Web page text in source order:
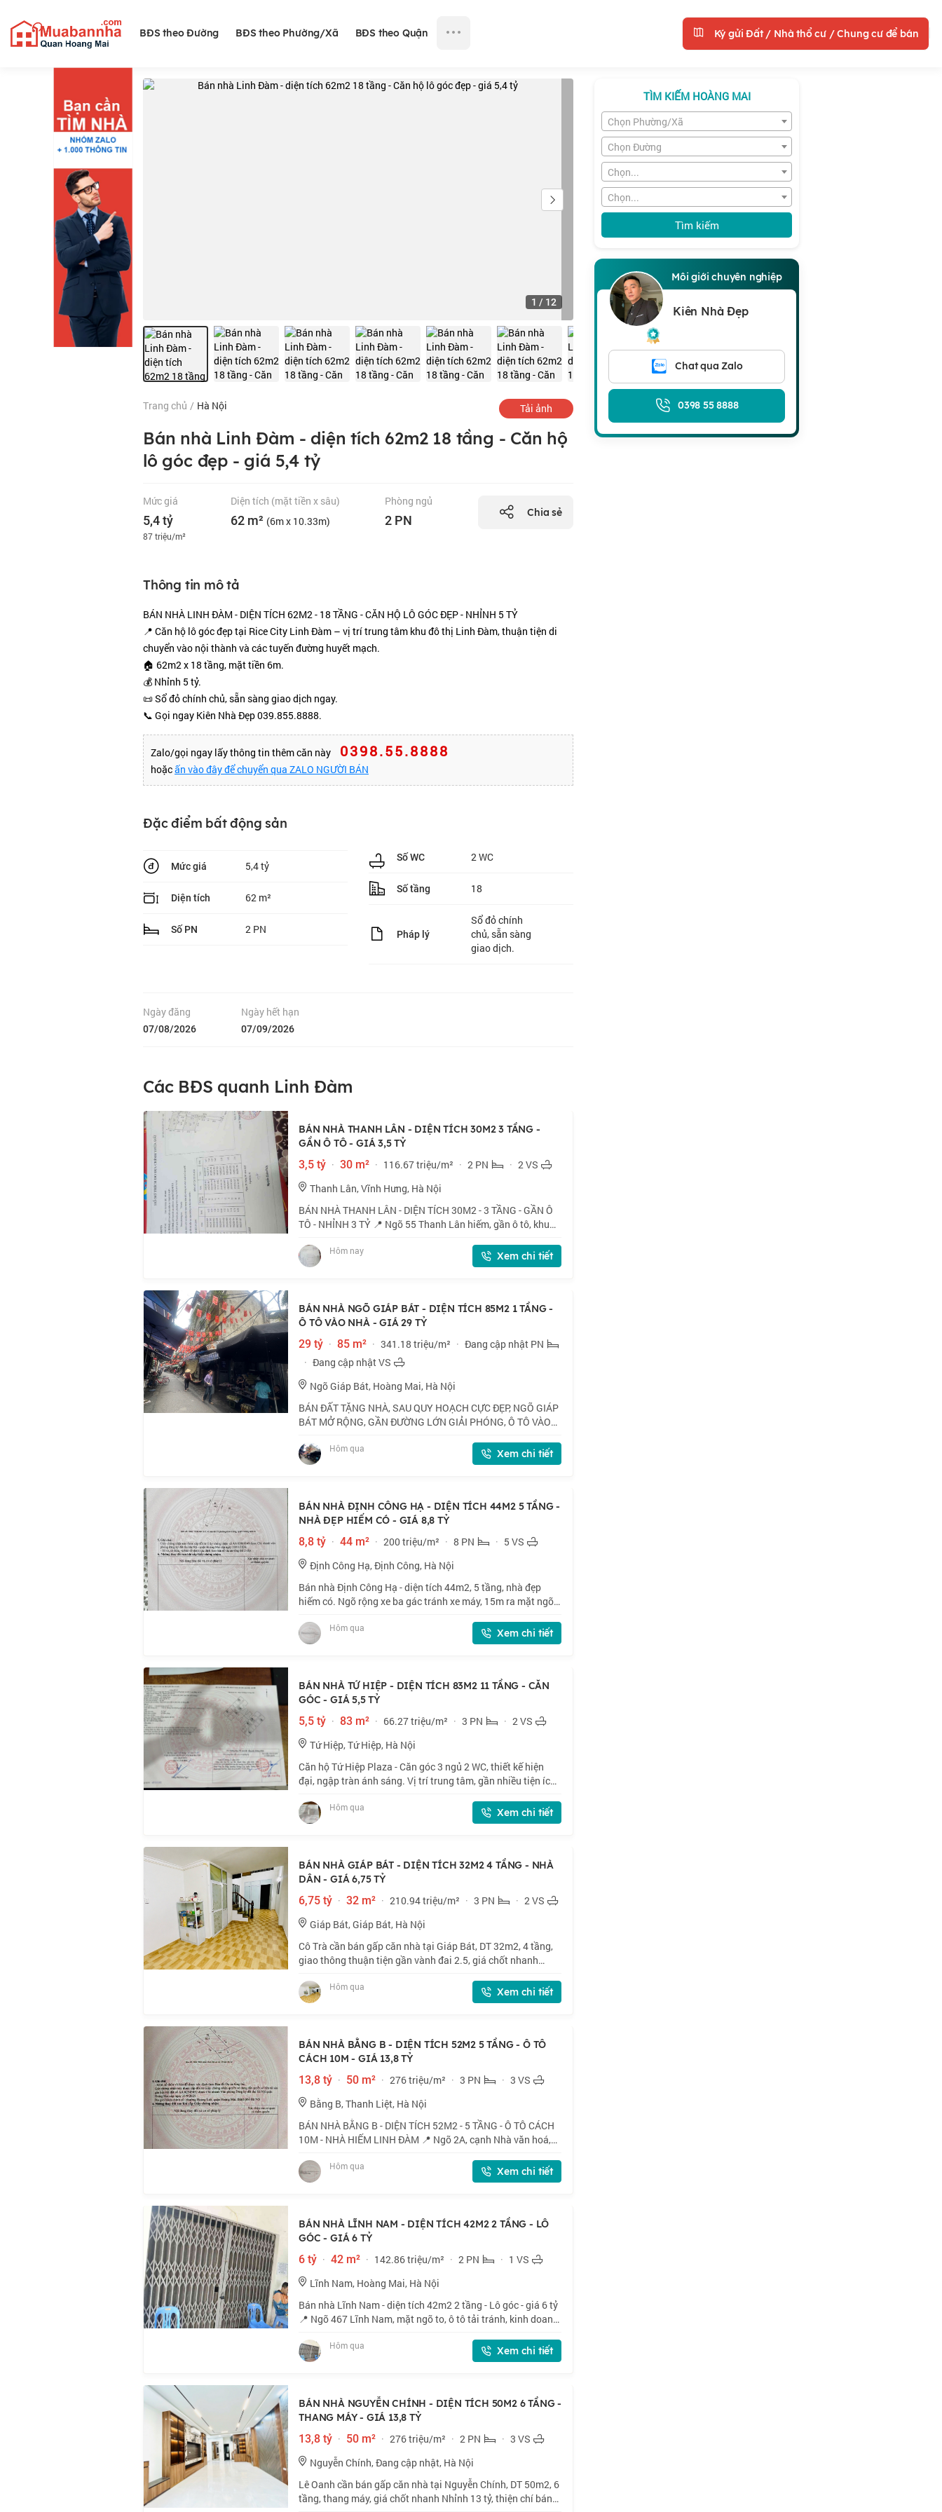
Ký gửi Đất / Nhà thổ cư / Chung cư để bán
BĐS theo Đường BĐS theo Phường/Xã BĐS theo Quận
1 / 12
Trang chủ / Hà Nội Tải ảnh
Bán nhà Linh Đàm - diện tích 62m2 18 tầng - Căn hộ
lô góc đẹp - giá 5,4 tỷ
Mức giá
5,4 tỷ
87 triệu/m²
Diện tích (mặt tiền x sâu)
62 m² (6m x 10.33m)
Phòng ngủ
2 PN
Chia sẻ
Thông tin mô tả
BÁN NHÀ LINH ĐÀM - DIỆN TÍCH 62M2 - 18 TẦNG - CĂN HỘ LÔ GÓC ĐẸP - NHỈNH 5 TỶ
📍 Căn hộ lô góc đẹp tại Rice City Linh Đàm – vị trí trung tâm khu đô thị Linh Đàm, thuận tiện di
chuyển vào nội thành và các tuyến đường huyết mạch.
🏠 62m2 x 18 tầng, mặt tiền 6m.
💰 Nhỉnh 5 tỷ.
📜 Sổ đỏ chính chủ, sẵn sàng giao dịch ngay.
📞 Gọi ngay Kiên Nhà Đẹp 039.855.8888.
Zalo/gọi ngay lấy thông tin thêm căn này 0398.55.8888
hoặcấn vào đây để chuyển qua ZALO NGƯỜI BÁN
Đặc điểm bất động sản
Mức giá 5,4 tỷ
Diện tích 62 m²
Số PN 2 PN
Số WC 2 WC
Số tầng 18
Pháp lý
Sổ đỏ chính
chủ, sẵn sàng
giao dịch.
Ngày đăng
07/08/2026
Ngày hết hạn
07/09/2026
Các BĐS quanh Linh Đàm
BÁN NHÀ THANH LÂN - DIỆN TÍCH 30M2 3 TẦNG -
GẦN Ô TÔ - GIÁ 3,5 TỶ
3,5 tỷ · 30 m² · 116.67 triệu/m² · 2 PN · 2 VS
Thanh Lân, Vĩnh Hưng, Hà Nội
BÁN NHÀ THANH LÂN - DIỆN TÍCH 30M2 - 3 TẦNG - GẦN Ô
TÔ - NHỈNH 3 TỶ 📍 Ngõ 55 Thanh Lân hiếm, gần ô tô, khu
tầng, mặt tiền 4m. 💰 Nhỉnh 3 tỷ. 📜 Sổ đ
Hôm nay Xem chi tiết
BÁN NHÀ NGÕ GIÁP BÁT - DIỆN TÍCH 85M2 1 TẦNG -
Ô TÔ VÀO NHÀ - GIÁ 29 TỶ
29 tỷ · 85 m² · 341.18 triệu/m² · Đang cập nhật PN
· Đang cập nhật VS
Ngõ Giáp Bát, Hoàng Mai, Hà Nội
BÁN ĐẤT TẶNG NHÀ, SAU QUY HOẠCH CỰC ĐẸP, NGÕ GIÁP
BÁT MỞ RỘNG, GẦN ĐƯỜNG LỚN GIẢI PHÓNG, Ô TÔ VÀO
Hai Bà Trưng - Hoàng Mai. Trước nhà đường lớn sắ
Hôm qua Xem chi tiết
BÁN NHÀ ĐỊNH CÔNG HẠ - DIỆN TÍCH 44M2 5 TẦNG -
NHÀ ĐẸP HIẾM CÓ - GIÁ 8,8 TỶ
8,8 tỷ · 44 m² · 200 triệu/m² · 8 PN · 5 VS
Định Công Hạ, Định Công, Hà Nội
Bán nhà Định Công Hạ - diện tích 44m2, 5 tầng, nhà đẹp
hiếm có. Ngõ rộng xe ba gác tránh xe máy, 15m ra mặt ngõ
triệu/tháng. Phù hợp nhà đầu tư c
Hôm qua Xem chi tiết
BÁN NHÀ TỨ HIỆP - DIỆN TÍCH 83M2 11 TẦNG - CĂN
GÓC - GIÁ 5,5 TỶ
5,5 tỷ · 83 m² · 66.27 triệu/m² · 3 PN · 2 VS
Tứ Hiệp, Tứ Hiệp, Hà Nội
Căn hộ Tứ Hiệp Plaza - Căn góc 3 ngủ 2 WC, thiết kế hiện
đại, ngập tràn ánh sáng. Vị trí trung tâm, gần nhiều tiện ích
đỏ cất két, giao dịch
Hôm qua Xem chi tiết
BÁN NHÀ GIÁP BÁT - DIỆN TÍCH 32M2 4 TẦNG - NHÀ
DÂN - GIÁ 6,75 TỶ
6,75 tỷ · 32 m² · 210.94 triệu/m² · 3 PN · 2 VS
Giáp Bát, Giáp Bát, Hà Nội
Cô Trà cần bán gấp căn nhà tại Giáp Bát, DT 32m2, 4 tầng,
giao thông thuận tiện gần vành đai 2.5, giá chốt nhanh
🏠 32m2 x 4 tầng, mặt tiền 3
Hôm qua Xem chi tiết
BÁN NHÀ BẰNG B - DIỆN TÍCH 52M2 5 TẦNG - Ô TÔ
CÁCH 10M - GIÁ 13,8 TỶ
13,8 tỷ · 50 m² · 276 triệu/m² · 3 PN · 3 VS
Bằng B, Thanh Liệt, Hà Nội
BÁN NHÀ BẰNG B - DIỆN TÍCH 52M2 - 5 TẦNG - Ô TÔ CÁCH
10M - NHÀ HIẾM LINH ĐÀM 📍 Ngõ 2A, cạnh Nhà văn hoá,
tránh. 🏠 52m2 x 5 tầng, mặt tiền 4m.
Hôm qua Xem chi tiết
BÁN NHÀ LĨNH NAM - DIỆN TÍCH 42M2 2 TẦNG - LÔ
GÓC - GIÁ 6 TỶ
6 tỷ · 42 m² · 142.86 triệu/m² · 2 PN · 1 VS
Lĩnh Nam, Hoàng Mai, Hà Nội
Bán nhà Lĩnh Nam - diện tích 42m2 2 tầng - Lô góc - giá 6 tỷ
📍 Ngõ 467 Lĩnh Nam, mặt ngõ to, ô tô tải tránh, kinh doanh
Nhỉnh 6 tỷ. 📜 Sổ đỏ cất
Hôm qua Xem chi tiết
BÁN NHÀ NGUYỄN CHÍNH - DIỆN TÍCH 50M2 6 TẦNG -
THANG MÁY - GIÁ 13,8 TỶ
13,8 tỷ · 50 m² · 276 triệu/m² · 2 PN · 3 VS
Nguyễn Chính, Đang cập nhật, Hà Nội
Lê Oanh cần bán gấp căn nhà tại Nguyễn Chính, DT 50m2, 6
tầng, thang máy, giá chốt nhanh Nhỉnh 13 tỷ, thiện chí bán.
TÌM KIẾM HOÀNG MAI
Chọn Phường/Xã
Chọn Đường
Chọn...
Chọn...
Tìm kiếm
Môi giới chuyên nghiệp
Kiên Nhà Đẹp
Chat qua Zalo
0398 55 8888